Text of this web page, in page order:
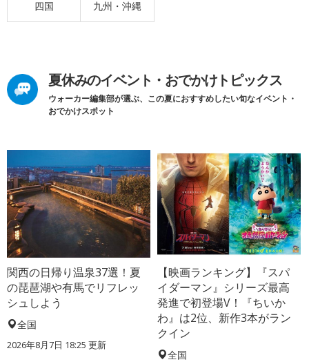
四国 九州・沖縄
夏休みのイベント・おでかけトピックス
ウォーカー編集部が選ぶ、この夏におすすめしたい旬なイベント・
おでかけスポット
関西の日帰り温泉37選！夏
の琵琶湖や有馬でリフレッ
シュしよう
全国
2026年8月7日 18:25 更新
【映画ランキング】『スパ
イダーマン』シリーズ最高
発進で初登場V！『ちいか
わ』は2位、新作3本がラン
クイン
全国